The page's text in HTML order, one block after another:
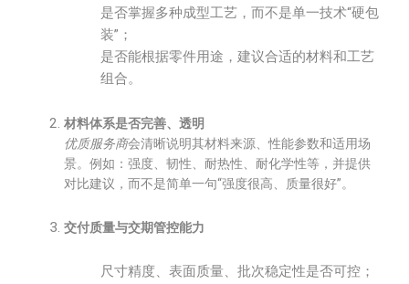
是否掌握多种成型工艺，而不是单一技术“硬包
装”；
是否能根据零件用途，建议合适的材料和工艺
组合。
材料体系是否完善、透明
优质服务商会清晰说明其材料来源、性能参数和适用场
景。例如：强度、韧性、耐热性、耐化学性等，并提供
对比建议，而不是简单一句“强度很高、质量很好”。
交付质量与交期管控能力
尺寸精度、表面质量、批次稳定性是否可控；